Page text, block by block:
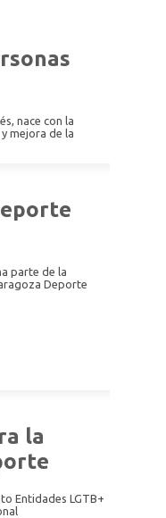
nace con la
mejora de la
parte de la
Deporte
la
Entidades LGTB+